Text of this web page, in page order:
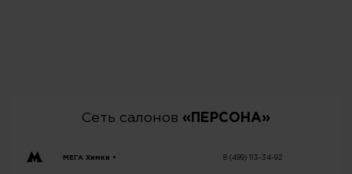
Сеть салонов «ПЕРСОНА»
МЕГА Химки • 8 (499) 113-34-92